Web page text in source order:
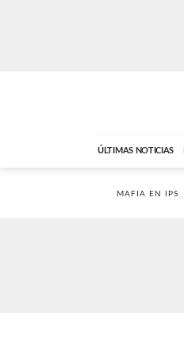
ÚLTIMAS NOTICIAS
MAFIA EN IPS